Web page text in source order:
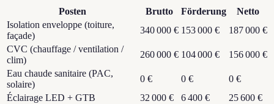
Posten Brutto Förderung
Netto
Isolation enveloppe (toiture,
façade)
340 000 € 153 000 €
187 000 €
CVC (chauffage / ventilation /
clim)
260 000 € 104 000 €
156 000 €
Eau chaude sanitaire (PAC,
solaire)
0 € 0 €
0 €
Éclairage LED + GTB
32 000 € 6 400 €
25 600 €